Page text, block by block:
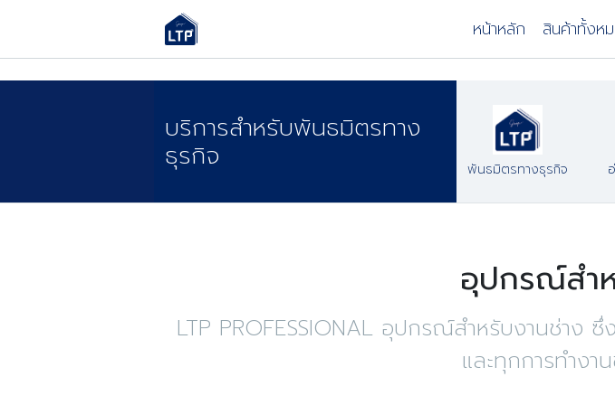
หน้าหลัก สินค้าทั้งห
บริการสําหรับพันธมิตรทาง
ธุรกิจ พันธมิตรทางธุรกิจ
อุปกรณ์สำ
LTP PROFESSIONAL อุปกรณ์สำหรับงานช่าง
และทุกการทำงา